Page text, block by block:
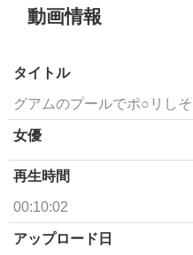
動画情報
タイトル
グアムのプールでポ○リし
女優
再生時間
00:10:02
アップロード日